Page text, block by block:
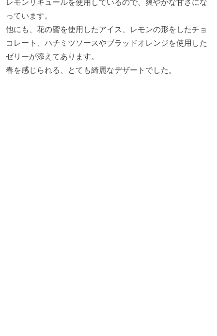
っています。
他にも、花の蜜を使用したアイス、レモンの形をしたチョ
コレート、ハチミツソースやブラッドオレンジを使用した
ゼリーが添えてあります。
春を感じられる、とても綺麗なデザートでした。